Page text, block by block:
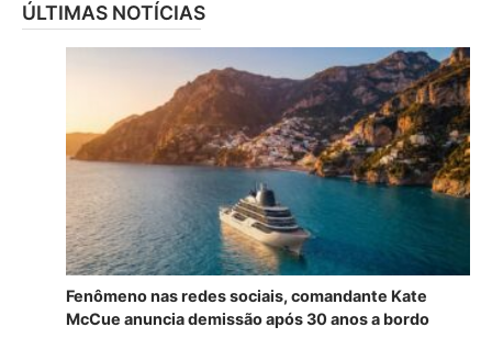
ÚLTIMAS NOTÍCIAS
Fenômeno nas redes sociais, comandante Kate
McCue anuncia demissão após 30 anos a bordo